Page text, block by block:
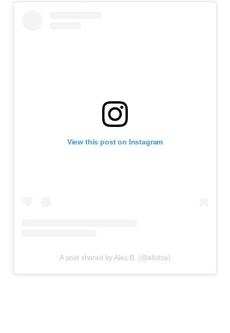
View this post on Instagram
A post shared by Alex B. (@albitca)